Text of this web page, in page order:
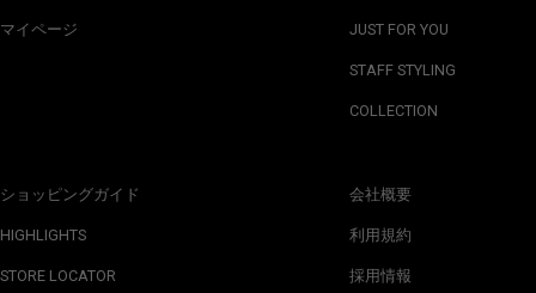
マイページ
ショッピングガイド
HIGHLIGHTS
STORE LOCATOR
JUST FOR YOU
STAFF STYLING
COLLECTION
会社概要
利用規約
採用情報